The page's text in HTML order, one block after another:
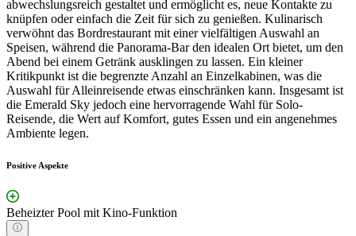
abwechslungsreich gestaltet und ermöglicht es, neue Kontakte zu
knüpfen oder einfach die Zeit für sich zu genießen. Kulinarisch
verwöhnt das Bordrestaurant mit einer vielfältigen Auswahl an
Speisen, während die Panorama-Bar den idealen Ort bietet, um den
Abend bei einem Getränk ausklingen zu lassen. Ein kleiner
Kritikpunkt ist die begrenzte Anzahl an Einzelkabinen, was die
Auswahl für Alleinreisende etwas einschränken kann. Insgesamt ist
die Emerald Sky jedoch eine hervorragende Wahl für Solo-
Reisende, die Wert auf Komfort, gutes Essen und ein angenehmes
Ambiente legen.
Positive Aspekte
Beheizter Pool mit Kino-Funktion